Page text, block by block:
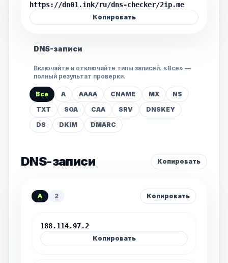
https://dn01.ink/ru/dns-checker/2ip.me
Копировать
DNS-записи
Включайте и отключайте типы записей. «Все» —
полный результат проверки.
Все A AAAA CNAME MX
NS
TXT
SOA CAA SRV
DNSKEY
DS
DKIM DMARC
DNS-записи Копировать
A 2 Копировать
188.114.97.2
Копировать